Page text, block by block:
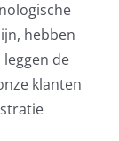
hebben
de
klanten